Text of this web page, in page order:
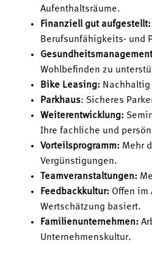
Aufenthaltsräume.
Finanziell gut aufgestellt:
Berufsunfähigkeits- und
Wohlbefinden zu
Bike Leasing:
Parkhaus: Sicheres
Weiterentwicklung:
Ihre fachliche und
Vorteilsprogramm: Mehr
Vergünstigungen.
Teamveranstaltungen:
Feedbackkultur: Offen im
Wertschätzung basiert.
Familienunternehmen:
Unternehmenskultur.